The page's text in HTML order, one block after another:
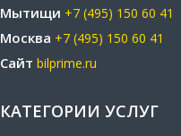
Мытищи +7 (495) 150 60 41
Москва +7 (495) 150 60 41
Сайт bilprime.ru
КАТЕГОРИИ УСЛУГ